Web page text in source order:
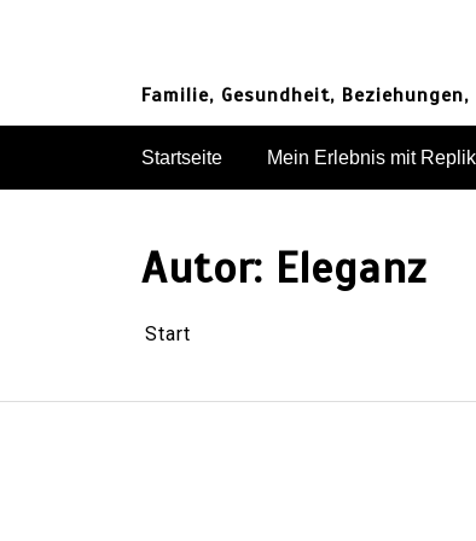
Familie, Gesundheit,
Startseite Mein Erlebnis mit
Autor: Eleganz
Start